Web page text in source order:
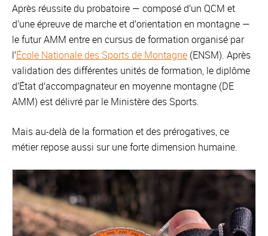
Après réussite du probatoire — composé d’un QCM et
d’une épreuve de marche et d’orientation en montagne —
le futur AMM entre en cursus de formation organisé par
l’École Nationale des Sports de Montagne (ENSM). Après
validation des différentes unités de formation, le diplôme
d’État d’accompagnateur en moyenne montagne (DE
AMM) est délivré par le Ministère des Sports.
Mais au-delà de la formation et des prérogatives, ce
métier repose aussi sur une forte dimension humaine.